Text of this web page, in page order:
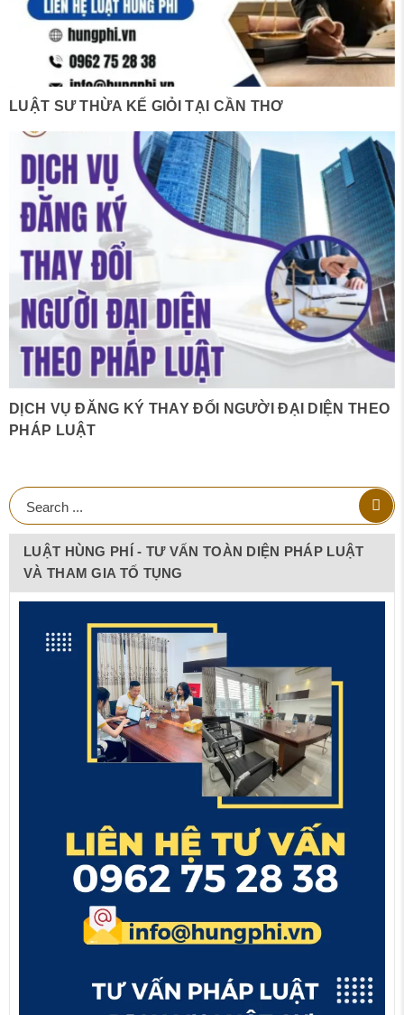
LUẬT SƯ THỪA KẾ GIỎI TẠI CẦN THƠ
DỊCH VỤ ĐĂNG KÝ THAY ĐỔI NGƯỜI ĐẠI DIỆN THEO
PHÁP LUẬT
LUẬT HÙNG PHÍ - TƯ VẤN TOÀN DIỆN PHÁP LUẬT
VÀ THAM GIA TỐ TỤNG